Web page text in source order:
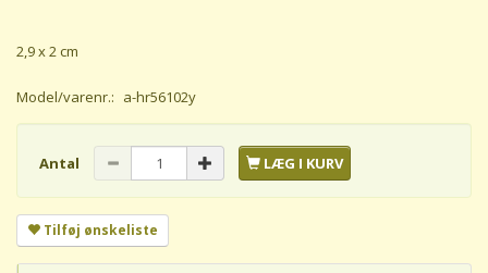
2,9 x 2 cm
Model/varenr.: a-hr56102y
Antal LÆG I KURV
Tilføj ønskeliste